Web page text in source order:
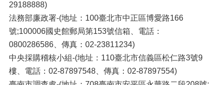
29188888)
法務部廉政署-(地址：100臺北市中正區博愛路166
號;100006國史館郵局第153號信箱、電話：
0800286586、傳真：02-23811234)
中央採購稽核小組-(地址：110臺北市信義區松仁路3號9
樓、電話：02-87897548、傳真：02-87897554)